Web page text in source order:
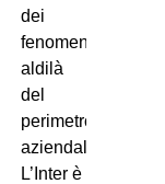
dei
fenomeni
aldilà
del
perimetro
aziendale.
L’Inter è